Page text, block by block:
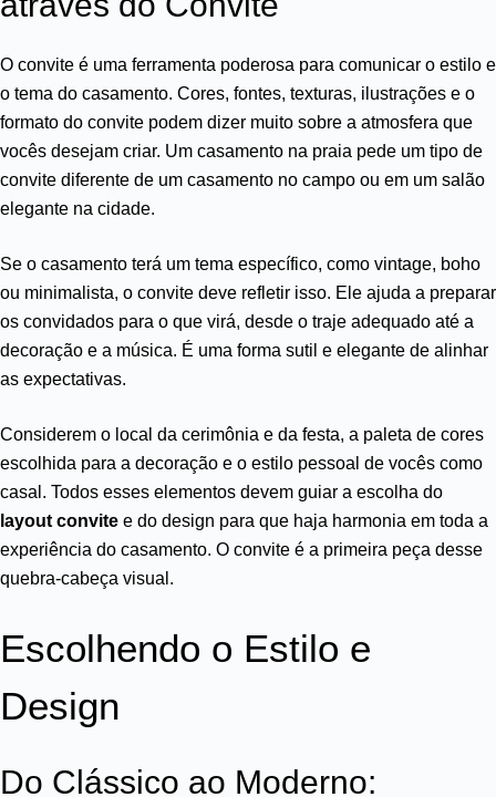
O convite é uma ferramenta poderosa para comunicar o estilo e
o tema do casamento. Cores, fontes, texturas, ilustrações e o
formato do convite podem dizer muito sobre a atmosfera que
vocês desejam criar. Um casamento na praia pede um tipo de
convite diferente de um casamento no campo ou em um salão
elegante na cidade.
Se o casamento terá um tema específico, como vintage, boho
ou minimalista, o convite deve refletir isso. Ele ajuda a preparar
os convidados para o que virá, desde o traje adequado até a
decoração e a música. É uma forma sutil e elegante de alinhar
as expectativas.
Considerem o local da cerimônia e da festa, a paleta de cores
escolhida para a decoração e o estilo pessoal de vocês como
casal. Todos esses elementos devem guiar a escolha do
layout convite e do design para que haja harmonia em toda a
experiência do casamento. O convite é a primeira peça desse
quebra-cabeça visual.
Escolhendo o Estilo e
Design
Do Clássico ao Moderno: